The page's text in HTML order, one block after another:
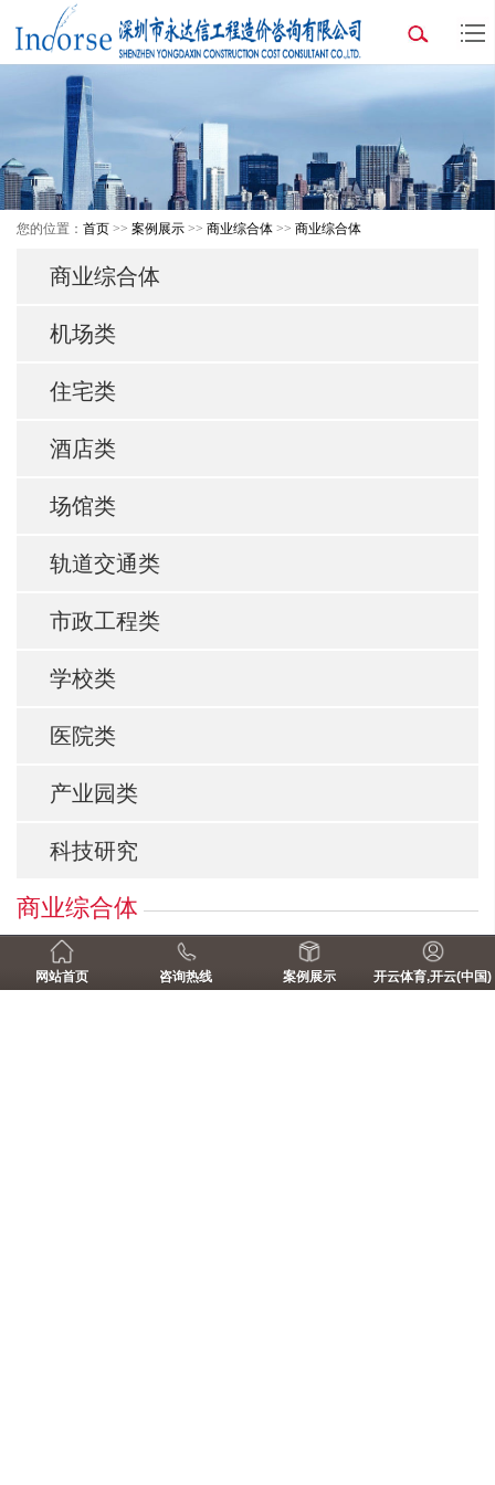
您的位置： 首页 >> 案例展示 >> 商业综合体 >> 商业综合体
商业综合体
机场类
住宅类
酒店类
场馆类
轨道交通类
市政工程类
学校类
医院类
产业园类
科技研究
商业综合体
项目介绍
深圳国际会展中心
网站首页 咨询热线 案例展示 开云体育,开云(中国)